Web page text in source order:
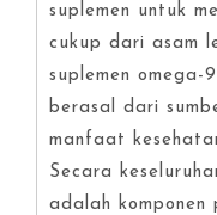
suplemen untuk
cukup dari asam
suplemen
berasal dari
manfaat
Secara
adalah